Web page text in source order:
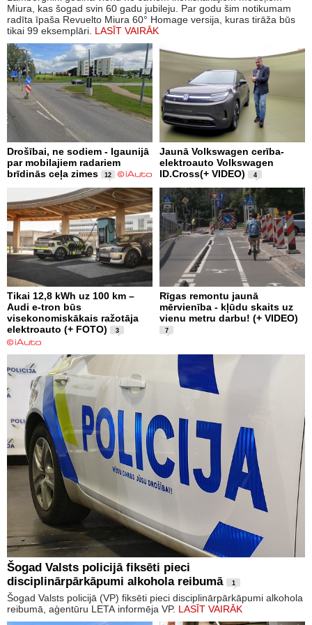
Miura, kas šogad svin 60 gadu jubileju. Par godu šim notikumam
radīta īpaša Revuelto Miura 60° Homage versija, kuras tirāža būs
tikai 99 eksemplāri. LASĪT VAIRĀK
Drošībai, ne sodiem - Igaunijā
par mobilajiem radariem
brīdinās ceļa zimes
12
Jaunā Volkswagen cerība-
elektroauto Volkswagen
ID.Cross(+ VIDEO)
4
Tikai 12,8 kWh uz 100 km –
Audi e-tron būs
visekonomiskākais ražotāja
elektroauto (+ FOTO)
3
Rīgas remontu jaunā
mērvienība - kļūdu skaits uz
vienu metru darbu! (+ VIDEO)
7
Šogad Valsts policijā fiksēti pieci
disciplinārpārkāpumi alkohola reibumā
1
Šogad Valsts policijā (VP) fiksēti pieci disciplinārpārkāpumi alkohola
reibumā, aģentūru LETA informēja VP. LASĪT VAIRĀK